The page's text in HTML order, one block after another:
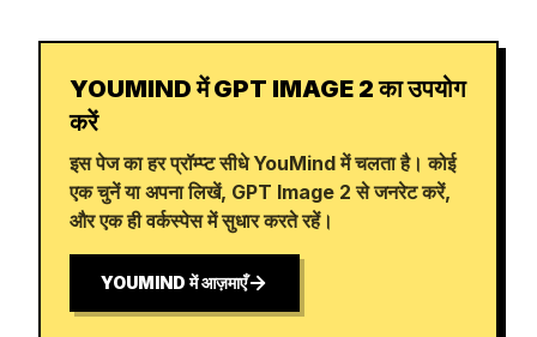
YOUMIND में GPT IMAGE 2 का उपयोग
करें
इस पेज का हर प्रॉम्प्ट सीधे YouMind में चलता है। कोई
एक चुनें या अपना लिखें, GPT Image 2 से जनरेट करें,
और एक ही वर्कस्पेस में सुधार करते रहें।
YOUMIND में आज़माएँ